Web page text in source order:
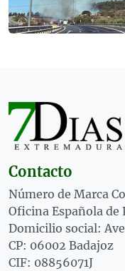
Contacto
Número de Marca
Oficina Española de
Domicilio social:
CP: 06002 Badajoz
CIF: 08856071J